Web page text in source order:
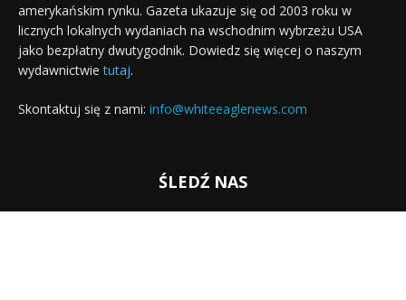
amerykańskim rynku. Gazeta ukazuje się od 2003 roku w
licznych lokalnych wydaniach na wschodnim wybrzeżu USA
jako bezpłatny dwutygodnik. Dowiedz się więcej o naszym
wydawnictwietutaj.
Skontaktuj się z nami: info@whiteeaglenews.com
ŚLEDŹ NAS